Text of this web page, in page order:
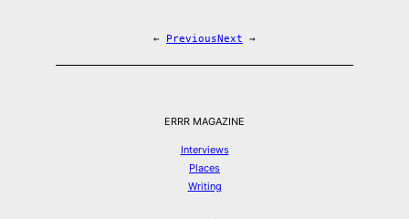
← PreviousNext →
ERRR MAGAZINE
Interviews
Places
Writing